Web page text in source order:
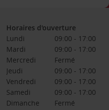
Horaires d'ouverture
Lundi
09:00 - 17:00
Mardi
09:00 - 17:00
Mercredi
Fermé
Jeudi
09:00 - 17:00
Vendredi
09:00 - 17:00
Samedi
09:00 - 17:00
Dimanche
Fermé